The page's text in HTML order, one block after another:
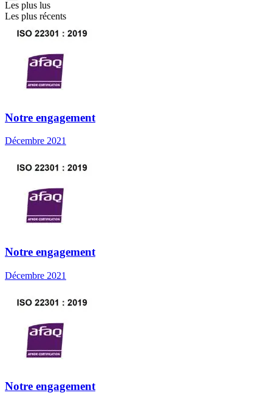
Les plus lus
Les plus récents
Notre engagement
Décembre 2021
Notre engagement
Décembre 2021
Notre engagement